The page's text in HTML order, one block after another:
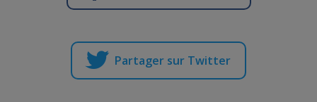
Partager sur Twitter